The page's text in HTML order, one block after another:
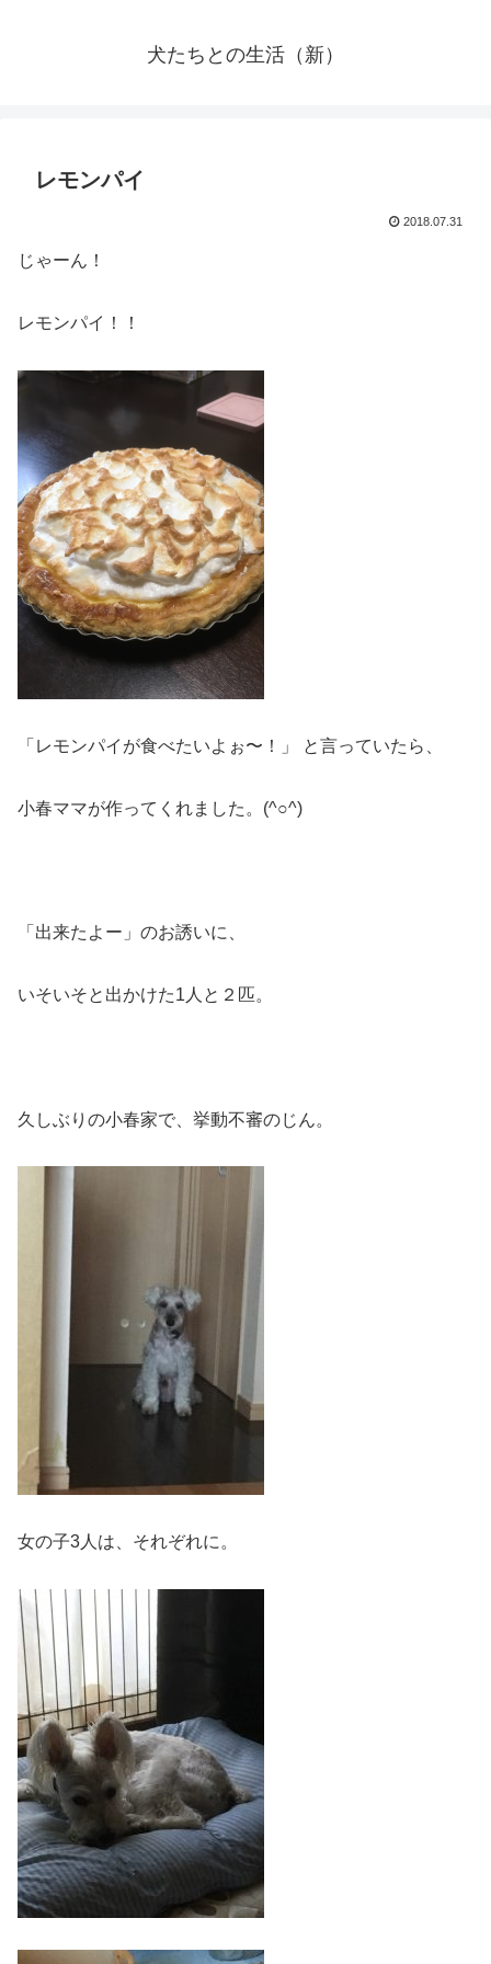
犬たちとの生活（新）
レモンパイ
2018.07.31
じゃーん！
レモンパイ！！
「レモンパイが食べたいよぉ〜！」 と言っていたら、
小春ママが作ってくれました。(^○^)
「出来たよー」のお誘いに、
いそいそと出かけた1人と２匹。
久しぶりの小春家で、挙動不審のじん。
女の子3人は、それぞれに。